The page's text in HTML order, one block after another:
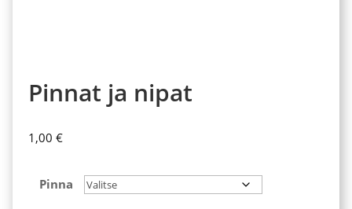
Pinnat ja nipat
1,00 €
Pinna